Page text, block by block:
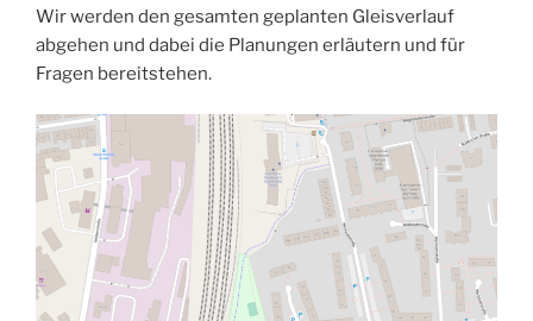
Wir werden den gesamten geplanten Gleisverlauf
abgehen und dabei die Planungen erläutern und für
Fragen bereitstehen.